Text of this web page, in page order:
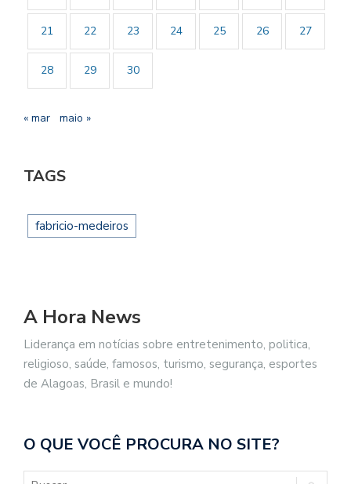
21 22 23 24 25 26 27
28 29 30
« mar maio »
TAGS
fabricio-medeiros
A Hora News
Liderança em notícias sobre entretenimento, politica,
religioso, saúde, famosos, turismo, segurança, esportes
de Alagoas, Brasil e mundo!
O QUE VOCÊ PROCURA NO SITE?